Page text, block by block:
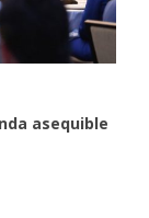
asequible